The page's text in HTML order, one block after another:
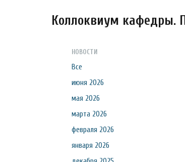
Коллоквиум кафедры.
НОВОСТИ
Все
июня 2026
мая 2026
марта 2026
февраля 2026
января 2026